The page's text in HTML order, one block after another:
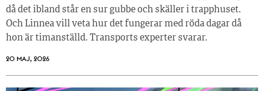
då det ibland står en sur gubbe och skäller i trapphuset.
Och Linnea vill veta hur det fungerar med röda dagar då
hon är timanställd. Transports experter svarar.
20 MAJ, 2026